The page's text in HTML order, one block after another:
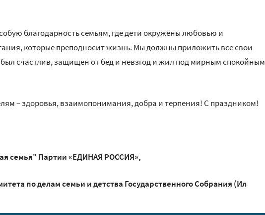
благодарность семьям, где дети окружены любовью и
которые преподносит жизнь. Мы должны приложить все свои
счастлив, защищен от бед и невзгод и жил под мирным спокойным
– здоровья, взаимопонимания, добра и терпения! С праздником!
семья" Партии «ЕДИНАЯ РОССИЯ»,
по делам семьи и детства Государственного Собрания (Ил